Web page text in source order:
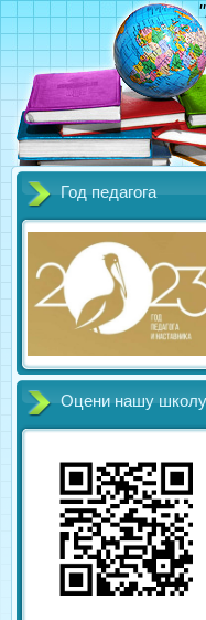
Год педагога
Оцени нашу